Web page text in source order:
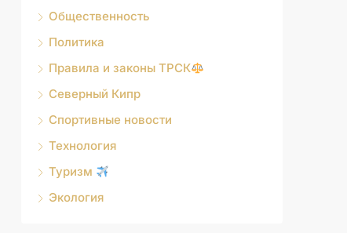
Общественность
Политика
Правила и законы ТРСК
Северный Кипр
Спортивные новости
Технология
Туризм
Экология